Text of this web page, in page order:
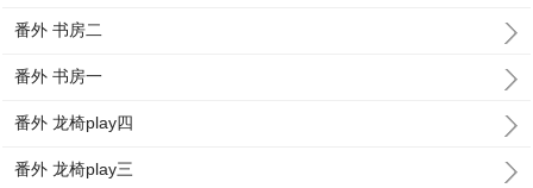
番外 书房二
番外 书房一
番外 龙椅play四
番外 龙椅play三